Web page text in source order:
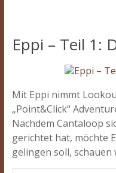
Eppi – Teil 1:
Mit Eppi nimmt
„Point&Click“
Nachdem Cantaloop
gerichtet hat, möchte
gelingen soll,